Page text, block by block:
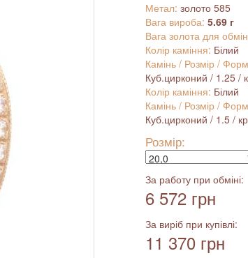
Метал: золото 585
Вага вироба: 5.69 г
Вага золота для
Колір каміння: Білий
Камінь / Розмір /
Куб.цирконий / 1.25 /
Колір каміння: Білий
Камінь / Розмір /
Куб.цирконий / 1.5 /
Розмір:
За работу при обміні:
6 572 грн
За виріб при купівлі:
11 370 грн